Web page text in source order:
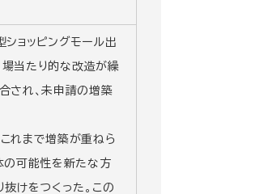
ョッピングモール出
当たり的な改造が繰
され、未申請の増築
れまで増築が重ねら
の可能性を新たな方
けをつくった。この